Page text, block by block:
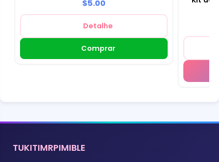
$5.00
Detalhe
Comprar
TUKITIMRPIMIBLE